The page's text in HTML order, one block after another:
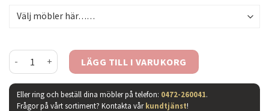
Gotland matta grå mängdLÄGG TILL I VARUKORG
Eller ring och beställ dina möbler på telefon: 0472-260041.
Frågor på vårt sortiment? Kontakta vårkundtjänst!